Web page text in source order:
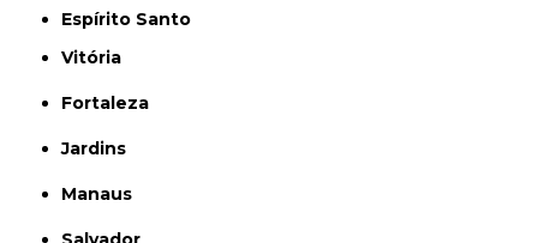
Espírito Santo
Vitória
Fortaleza
Jardins
Manaus